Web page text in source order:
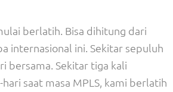
berlatih. Bisa dihitung dari
internasional ini. Sekitar sepuluh
bersama. Sekitar tiga kali
saat masa MPLS, kami berlatih